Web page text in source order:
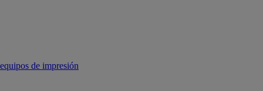
equipos de impresión